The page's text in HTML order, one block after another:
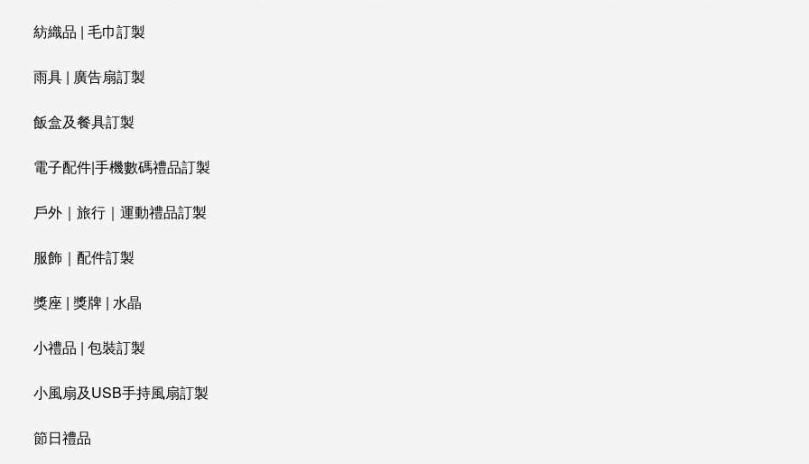
紡織品 | 毛巾訂製
雨具 | 廣告扇訂製
飯盒及餐具訂製
電子配件|手機數碼禮品訂製
戶外｜旅行｜運動禮品訂製
服飾｜配件訂製
獎座 | 獎牌 | 水晶
小禮品 | 包裝訂製
小風扇及USB手持風扇訂製
節日禮品